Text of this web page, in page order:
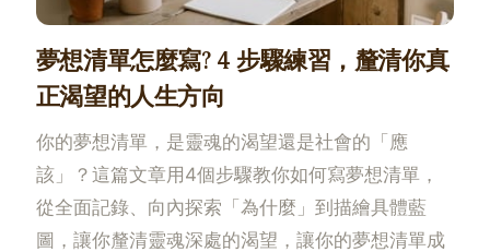
夢想清單怎麼寫? 4 步驟練習，釐清你真
正渴望的人生方向
你的夢想清單，是靈魂的渴望還是社會的「應
該」？這篇文章用4個步驟教你如何寫夢想清單，
從全面記錄、向內探索「為什麼」到描繪具體藍
圖，讓你釐清靈魂深處的渴望，讓你的夢想清單成